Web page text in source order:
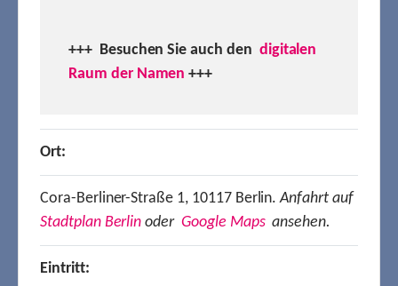
+++ Besuchen Sie auch den digitalen
Raum der Namen +++
Ort:
Cora-Berliner-Straße 1, 10117 Berlin.Anfahrt auf
Stadtplan Berlin oder Google Mapsansehen.
Eintritt: